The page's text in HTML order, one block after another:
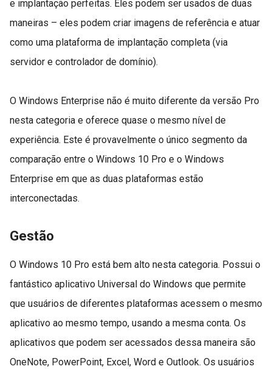
e implantação perfeitas. Eles podem ser usados de duas
maneiras – eles podem criar imagens de referência e atuar
como uma plataforma de implantação completa (via
servidor e controlador de domínio).
O Windows Enterprise não é muito diferente da versão Pro
nesta categoria e oferece quase o mesmo nível de
experiência. Este é provavelmente o único segmento da
comparação entre o Windows 10 Pro e o Windows
Enterprise em que as duas plataformas estão
interconectadas.
Gestão
O Windows 10 Pro está bem alto nesta categoria. Possui o
fantástico aplicativo Universal do Windows que permite
que usuários de diferentes plataformas acessem o mesmo
aplicativo ao mesmo tempo, usando a mesma conta. Os
aplicativos que podem ser acessados dessa maneira são
OneNote, PowerPoint, Excel, Word e Outlook. Os usuários